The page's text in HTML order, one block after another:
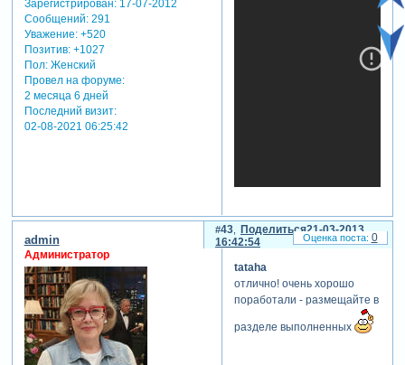
Зарегистрирован: 17-07-2012
Сообщений:291
Уважение: +520
Позитив: +1027
Пол:Женский
Провел на форуме:
2 месяца 6 дней
Последний визит:
02-08-2021 06:25:42
Поделиться
43
21-03-2013
16:42:54
admin
Администратор
tataha
отлично! очень хорошо
поработали - размещайте в
разделе выполненных
0